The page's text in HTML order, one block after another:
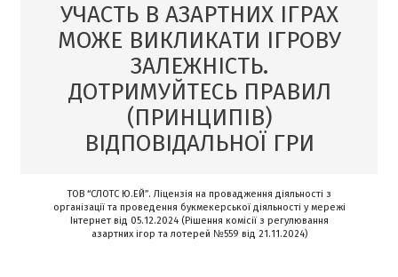
УЧАСТЬ В АЗАРТНИХ ІГРАХ
МОЖЕ ВИКЛИКАТИ ІГРОВУ
ЗАЛЕЖНІСТЬ.
ДОТРИМУЙТЕСЬ ПРАВИЛ
(ПРИНЦИПІВ)
ВІДПОВІДАЛЬНОЇ ГРИ
ТОВ “СЛОТС Ю.ЕЙ”. Ліцензія на провадження діяльності з
організації та проведення букмекерської діяльності у мережі
Інтернет від 05.12.2024 (Рішення комісії з регулювання
азартних ігор та лотерей №559 від 21.11.2024)